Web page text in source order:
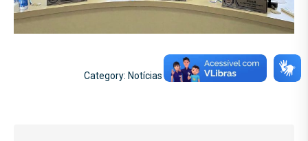
Category: Notícias 19/03/2026